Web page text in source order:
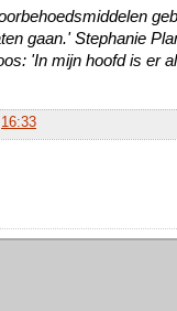
gaan.' Stephanie
'In mijn hoofd is er
16:33